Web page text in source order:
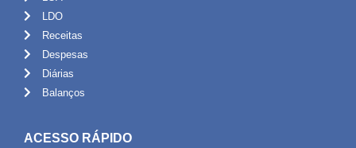
LDO
Receitas
Despesas
Diárias
Balanços
ACESSO RÁPIDO